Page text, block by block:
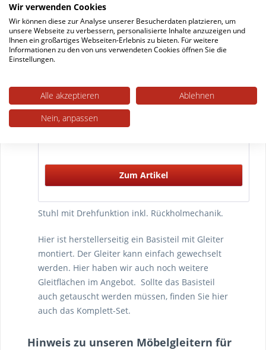
raue und glatte Böden
16 mm (für Basis 10 - 15)
Zum Artikel
Stuhl mit Drehfunktion inkl. Rückholmechanik.
Hier ist herstellerseitig ein Basisteil mit Gleiter
montiert. Der Gleiter kann einfach gewechselt
werden. Hier haben wir auch noch weitere
Gleitflächen im Angebot. Sollte das Basisteil
auch getauscht werden müssen, finden Sie hier
auch das Komplett-Set.
Hinweis zu unseren Möbelgleitern für
Wir verwenden Cookies
Wir können diese zur Analyse unserer Besucherdaten platzieren, um
unsere Webseite zu verbessern, personalisierte Inhalte anzuzeigen und
Ihnen ein großartiges Webseiten-Erlebnis zu bieten. Für weitere
Informationen zu den von uns verwendeten Cookies öffnen Sie die
Einstellungen.
Alle akzeptieren
Ablehnen
Nein, anpassen